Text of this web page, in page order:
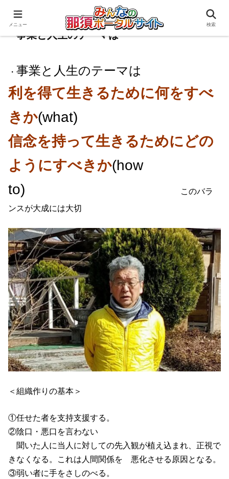
事業と人生のテーマは
・ 事業と人生のテーマは
利を得て生きるために何をすべ
きか(what)
信念を持って生きるためにどの
ようにすべきか(how
to) このバラ
ンスが大成には大切
＜組織作りの基本＞
①任せた者を支持支援する。
②陰口・悪口を言わない
聞いた人に当人に対しての先入観が植え込まれ、正視で
きなくなる。これは人間関係を 悪化させる原因となる。
③弱い者に手をさしのべる。
メニュー 検索